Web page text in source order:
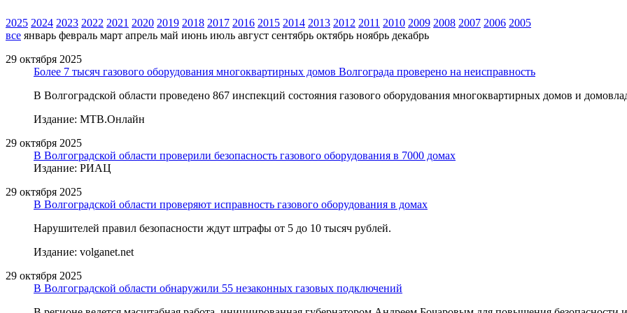
2025 2024 2023 2022 2021 2020 2019 2018 2017 2016 2015 2014 2013 2012 2011 2010 2009 2008 2007 2006 2005
все январь февраль март апрель май июнь июль август сентябрь октябрь ноябрь декабрь
29 октября 2025
Более 7 тысяч газового оборудования многоквартирных домов Волгограда проверено на неисправность
В Волгоградской области проведено 867 инспекций состояния газового оборудования многоквартирных домов и
Издание: МТВ.Онлайн
29 октября 2025
В Волгоградской области проверили безопасность газового оборудования в 7000 домах
Издание: РИАЦ
29 октября 2025
В Волгоградской области проверяют исправность газового оборудования в домах
Нарушителей правил безопасности ждут штрафы от 5 до 10 тысяч рублей.
Издание: volganet.net
29 октября 2025
В Волгоградской области обнаружили 55 незаконных газовых подключений